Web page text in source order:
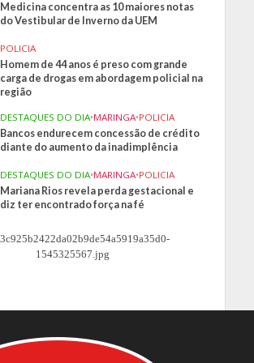
Medicina concentra as 10 maiores notas
do Vestibular de Inverno da UEM
POLICIA
Homem de 44 anos é preso com grande
carga de drogas em abordagem policial na
região
DESTAQUES DO DIA•MARINGA•POLICIA
Bancos endurecem concessão de crédito
diante do aumento da inadimplência
DESTAQUES DO DIA•MARINGA•POLICIA
Mariana Rios revela perda gestacional e
diz ter encontrado força na fé